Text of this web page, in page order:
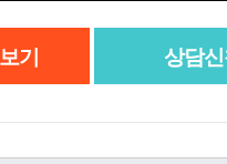
기 상담